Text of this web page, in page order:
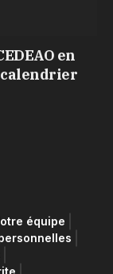
en
calendrier
équipe